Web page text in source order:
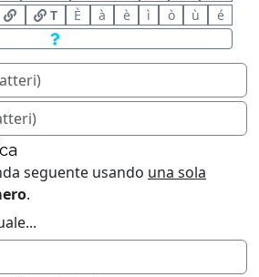
T
È à è ì ò ù é
seguente usando una sola
.